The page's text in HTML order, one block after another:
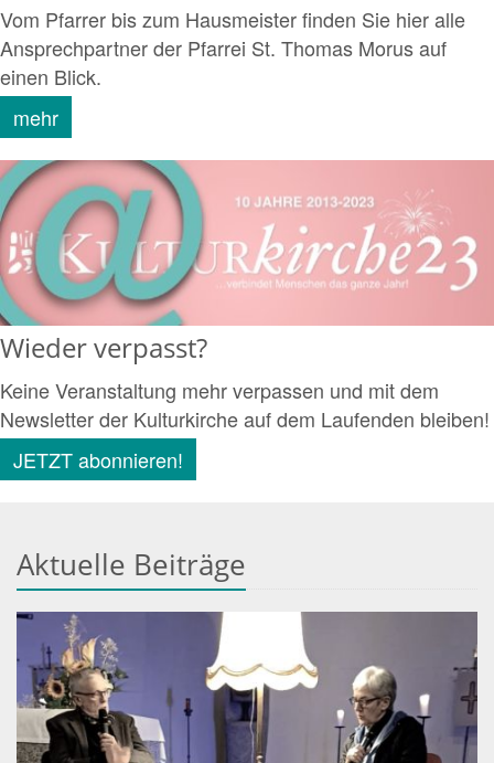
Vom Pfarrer bis zum Hausmeister finden Sie hier alle
Ansprechpartner der Pfarrei St. Thomas Morus auf
einen Blick.
mehr
Wieder verpasst?
Keine Veranstaltung mehr verpassen und mit dem
Newsletter der Kulturkirche auf dem Laufenden bleiben!
JETZT abonnieren!
Aktuelle Beiträge